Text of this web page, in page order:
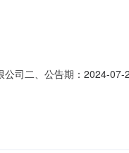
司二、公告期：2024-07-
能源集团宁夏煤业有